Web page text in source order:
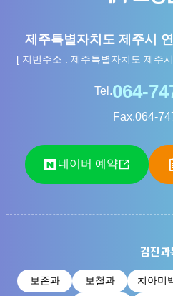
제주특별자치도 제주시
[ 지번주소 : 제주특별자치도 제주
Tel.
Fax.064-
네이버 예약
검진과
보존과 보철과 치아미